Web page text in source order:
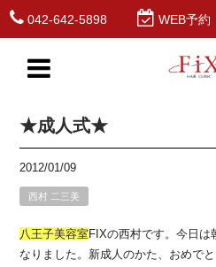
042-642-5898 WEB予約
★成人式★
2012/01/09
西村 二三美
八王子美容室 FIXの西村です。今日は
なりました。新成人のかた、おめで